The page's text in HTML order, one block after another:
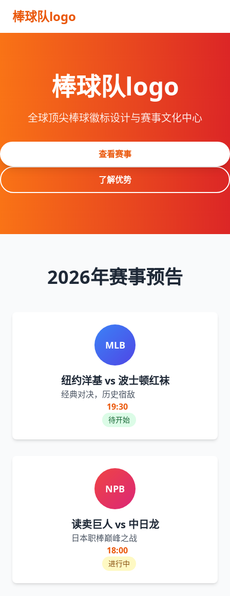
棒球队logo
棒球队logo
全球顶尖棒球徽标设计与赛事文化中心
查看赛事
了解优势
2026年赛事预告
MLB
纽约洋基 vs 波士顿红袜
经典对决，历史宿敌
19:30
待开始
NPB
读卖巨人 vs 中日龙
日本职棒巅峰之战
18:00
进行中